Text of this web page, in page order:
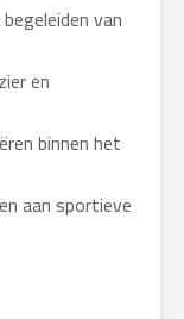
van
en
binnen het
aan sportieve